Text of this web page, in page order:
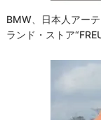
BMW、日本人アー
ランド・ストア